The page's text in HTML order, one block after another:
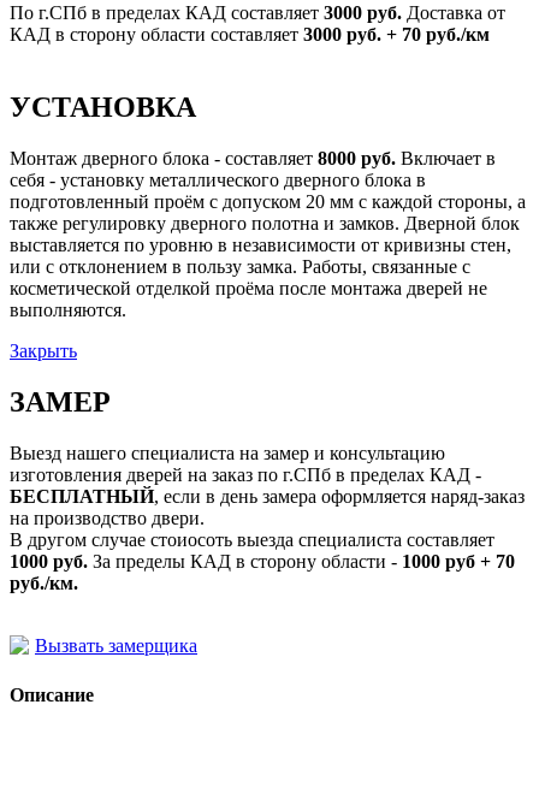
По г.СПб в пределах КАД составляет 3000 руб. Доставка от
КАД в сторону области составляет 3000 руб. + 70 руб./км
УСТАНОВКА
Монтаж дверного блока - составляет 8000 руб. Включает в
себя - установку металлического дверного блока в
подготовленный проём с допуском 20 мм с каждой стороны, а
также регулировку дверного полотна и замков. Дверной блок
выставляется по уровню в независимости от кривизны стен,
или с отклонением в пользу замка. Работы, связанные с
косметической отделкой проёма после монтажа дверей не
выполняются.
Закрыть
ЗАМЕР
Выезд нашего специалиста на замер и консультацию
изготовления дверей на заказ по г.СПб в пределах КАД -
БЕСПЛАТНЫЙ, если в день замера оформляется наряд-заказ
на производство двери.
В другом случае стоиосоть выезда специалиста составляет
1000 руб. За пределы КАД в сторону области - 1000 руб + 70
руб./км.
Вызвать замерщика
Описание